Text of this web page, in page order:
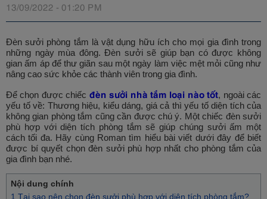
13/09/2022 - 01:20 PM
Đèn sưởi phòng tắm là vật dụng hữu ích cho mọi gia đình trong
những ngày mùa đông. Đèn sưởi sẽ giúp bạn có được không
gian ấm áp để thư giãn sau một ngày làm việc mệt mỏi cũng như
nâng cao sức khỏe các thành viên trong gia đình.
Để chọn được chiếc đèn sưởi nhà tắm loại nào tốt, ngoài các
yếu tố về: Thương hiệu, kiểu dáng, giá cả thì yếu tố diện tích của
không gian phòng tắm cũng cần được chú ý. Một chiếc đèn sưởi
phù hợp với diện tích phòng tắm sẽ giúp chúng sưởi ấm một
cách tối đa. Hãy cùng Roman tìm hiểu bài viết dưới đây để biết
được bí quyết chọn đèn sưởi phù hợp nhất cho phòng tắm của
gia đình bạn nhé.
Nội dung chính
1 Tại sao nên chọn đèn sưởi phù hợp với diện tích phòng tắm?